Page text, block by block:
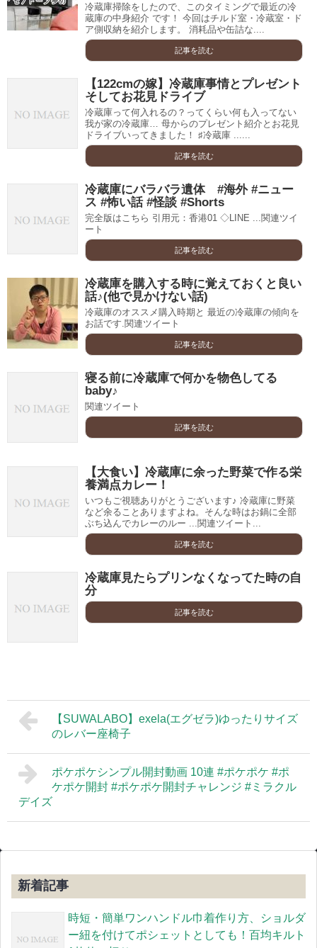
冷蔵庫掃除をしたので、このタイミングで最近の冷
蔵庫の中身紹介 です！ 今回はチルド室・冷蔵室・ド
ア側収納を紹介します。 消耗品や缶詰な....
記事を読む
【122cmの嫁】冷蔵庫事情とプレゼント
そしてお花見ドライブ
冷蔵庫って何入れるの？ってくらい何も入ってない
我が家の冷蔵庫… 母からのプレゼント紹介とお花見
ドライブいってきました！ ♯冷蔵庫 ......
記事を読む
冷蔵庫にバラバラ遺体 #海外 #ニュー
ス #怖い話 #怪談 #Shorts
完全版はこちら 引用元：香港01 ◇LINE ...関連ツイ
ート
記事を読む
冷蔵庫を購入する時に覚えておくと良い
話♪(他で見かけない話)
冷蔵庫のオススメ購入時期と 最近の冷蔵庫の傾向を
お話です.関連ツイート
記事を読む
寝る前に冷蔵庫で何かを物色してる
baby♪
関連ツイート
記事を読む
【大食い】冷蔵庫に余った野菜で作る栄
養満点カレー！
いつもご視聴ありがとうございます♪ 冷蔵庫に野菜
など余ることありますよね。そんな時はお鍋に全部
ぶち込んでカレーのルー ...関連ツイート...
記事を読む
冷蔵庫見たらプリンなくなってた時の自
分
記事を読む
【SUWALABO】exela(エグゼラ)ゆったりサイズ
のレバー座椅子
ポケポケシンプル開封動画 10連 #ポケポケ #ポ
ケポケ開封 #ポケポケ開封チャレンジ #ミラクル
デイズ
新着記事
時短・簡単ワンハンドル巾着作り方、ショルダ
ー紐を付けてポシェットとしても！百均キルト